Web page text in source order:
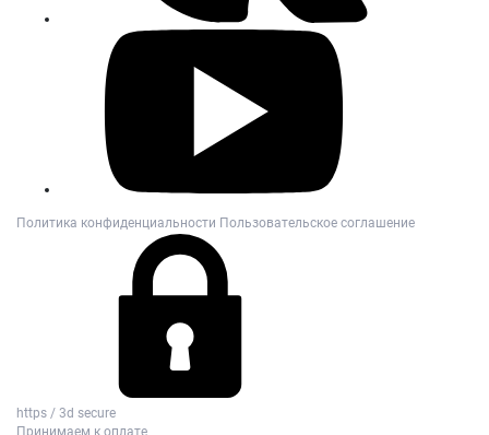
Политика конфиденциальности Пользовательское соглашение
https / 3d secure
Принимаем к оплате